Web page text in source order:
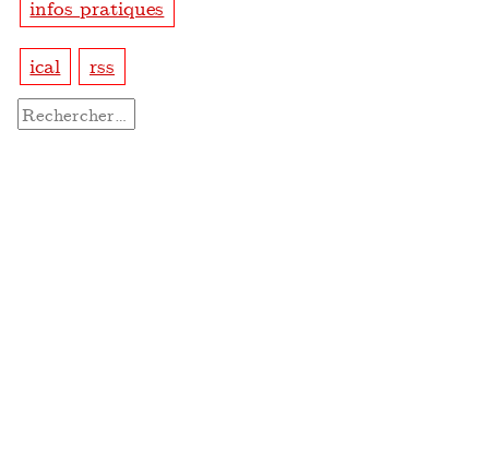
infos pratiques
ical rss
Rechercher :